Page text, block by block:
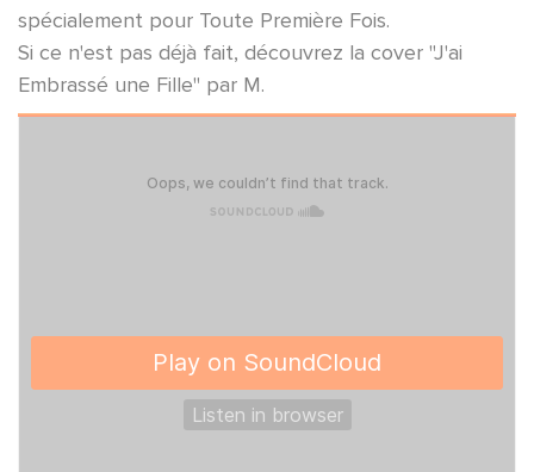
spécialement pour Toute Première Fois.
Si ce n'est pas déjà fait, découvrez la cover "J'ai
Embrassé une Fille" par M.